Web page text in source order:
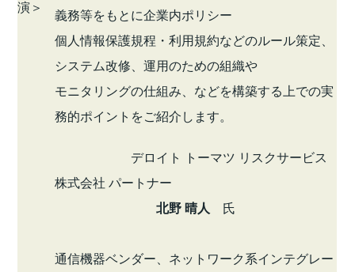
演＞
義務等をもとに企業内ポリシー
個人情報保護規程・利用規約などのルール策定、
システム改修、運用のための組織や
モニタリングの仕組み、などを構築する上での実
務的ポイントをご紹介します。
デロイト トーマツ リスクサービス
株式会社 パートナー
北野 晴人
氏
通信機器ベンダー、ネットワーク系インテグレー